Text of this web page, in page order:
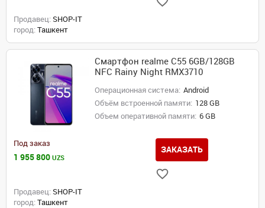
Продавец: SHOP-IT
город: Ташкент
Смартфон realme C55 6GB/128GB
NFC Rainy Night RMX3710
Операционная система: Android
Объём встроенной памяти: 128 GB
Объем оперативной памяти: 6 GB
Под заказ
1 955 800 UZS
ЗАКАЗАТЬ
Продавец: SHOP-IT
город: Ташкент